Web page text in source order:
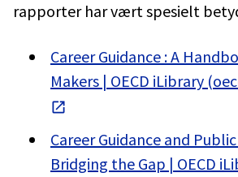
rapporter har vært spesielt
Career Guidance : A
Makers | OECD iLibrary
Career Guidance and
Bridging the Gap | OECD